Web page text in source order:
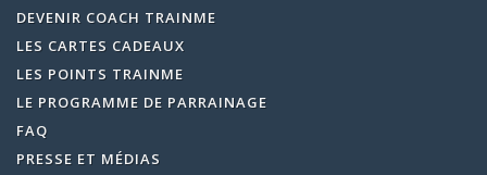
DEVENIR COACH TRAINME
LES CARTES CADEAUX
LES POINTS TRAINME
LE PROGRAMME DE PARRAINAGE
FAQ
PRESSE ET MÉDIAS